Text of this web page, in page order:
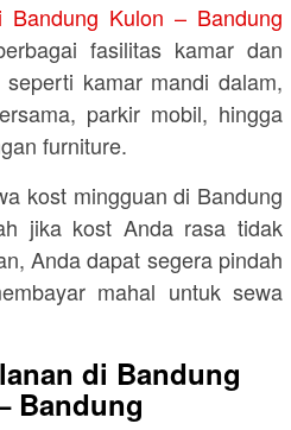
Kulon – Bandung
fasilitas kamar dan
kamar mandi dalam,
parkir mobil, hingga
furniture.
kost mingguan di Bandung
jika kost Anda rasa tidak
Anda dapat segera pindah
mahal untuk sewa
di Bandung
Bandung